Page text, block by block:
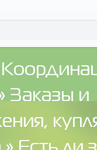
Заказы и